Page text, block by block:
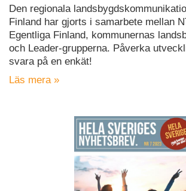
Den regionala
Finland har gjorts i samarbete mellan
Egentliga Finland, kommunernas
och Leader-grupperna. Påverka
svara på en enkät!
Läs mera »